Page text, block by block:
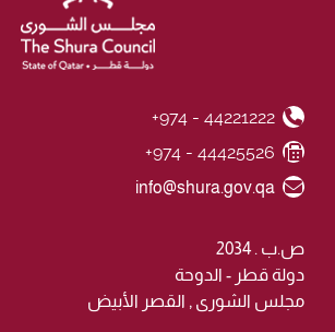
Phone Number
+974 - 44221222
Fax Number
+974 - 44425526
Email ID
info@shura.gov.qa
ص.ب . 2034
دولة قطر - الدوحة
مجلس الشورى , القصر الأبيض